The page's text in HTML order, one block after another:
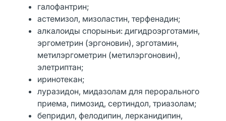
галофантрин;
астемизол, мизоластин, терфенадин;
алкалоиды спорыньи: дигидроэрготамин,
эргометрин (эргоновин), эрготамин,
метилэргометрин (метилэргоновин),
элетриптан;
иринотекан;
луразидон, мидазолам для перорального
приема, пимозид, сертиндол, триазолам;
бепридил, фелодипин, лерканидипин,